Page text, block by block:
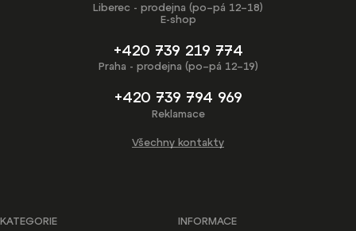
Liberec - prodejna (po–pá 12–18)
E-shop
+420 739 219 774
Praha - prodejna (po–pá 12–19)
+420 739 794 969
Reklamace
Všechny kontakty
KATEGORIE INFORMACE